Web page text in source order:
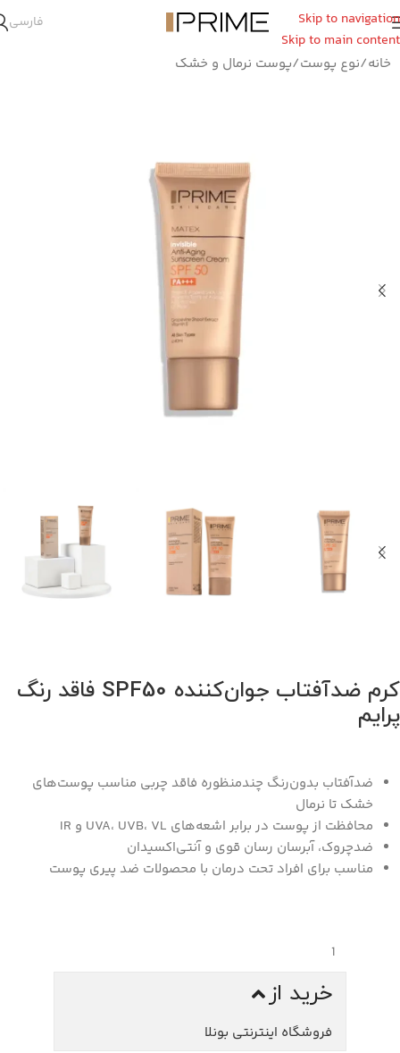
Skip to navigation
Skip to main content
فارسی
خانه/نوع پوست/پوست نرمال و خشک
کرم ضدآفتاب جوان‌کننده SPF50 فاقد رنگ
پرایم
ضدآفتاب بدون‌رنگ چندمنظوره فاقد چربی مناسب پوست‌های
خشک تا نرمال
محافظت از پوست در برابر اشعه‌های UVA، UVB، VL و IR
ضدچروک، آبرسان ‌رسان قوی و آنتی‌اکسیدان
مناسب برای افراد تحت درمان با محصولات ضد پیری پوست
خرید از
فروشگاه اینترنتی بونلا